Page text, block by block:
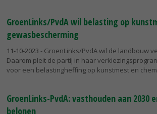
GroenLinks/PvdA wil belasting op
gewasbescherming
11-10-2023 - GroenLinks/PvdA wil de landbouw
Daarom pleit de partij in haar
voor een belastingheffing op kunstmest en
GroenLinks-PvdA: vasthouden aan 2030
belonen